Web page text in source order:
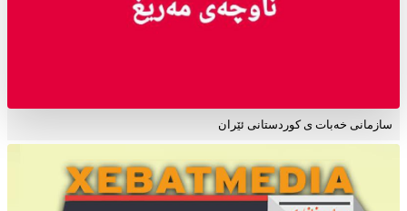
سازمانی خەبات ی کوردستانی ئێران